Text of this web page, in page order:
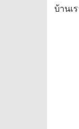
บ้านเ